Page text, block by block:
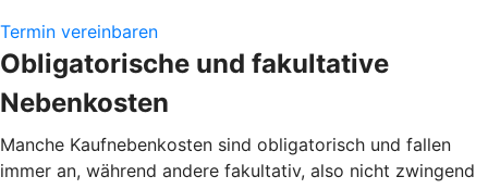
Termin vereinbaren
Obligatorische und fakultative
Nebenkosten
Manche Kaufnebenkosten sind obligatorisch und fallen
immer an, während andere fakultativ, also nicht zwingend